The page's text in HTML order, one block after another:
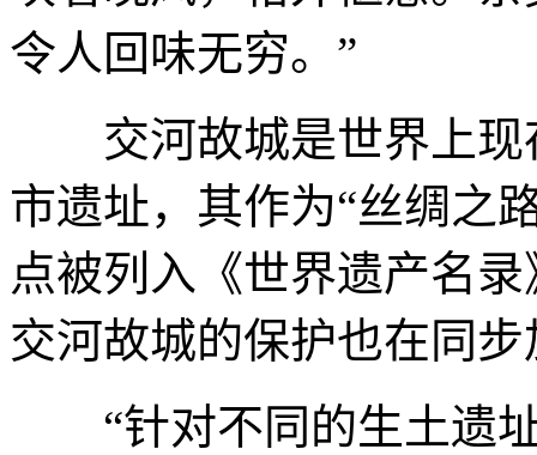
令人回味无穷。”
交河故城是世界上现
市遗址，其作为“丝绸之
点被列入《世界遗产名
交河故城的保护也在同步
“针对不同的生土遗址